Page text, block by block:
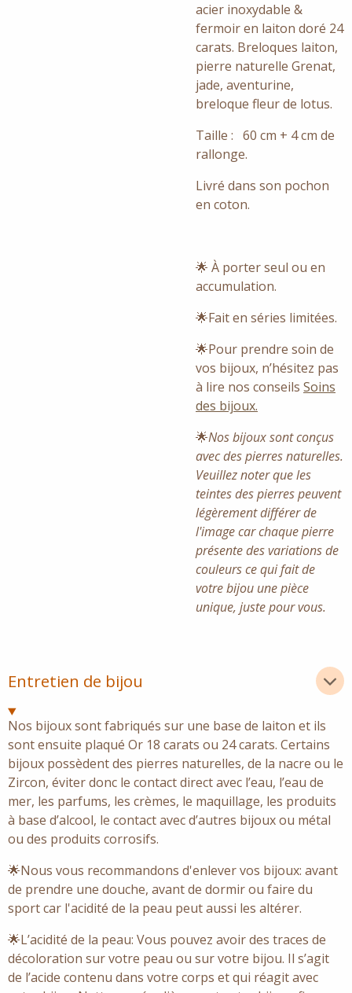
acier inoxydable &
fermoir en laiton doré 24
carats. Breloques laiton,
pierre naturelle Grenat,
jade, aventurine,
breloque fleur de lotus.
Taille : 60 cm + 4 cm de
rallonge.
Livré dans son pochon
en coton.
🌟 À porter seul ou en
accumulation.
🌟Fait en séries limitées.
🌟Pour prendre soin de
vos bijoux, n’hésitez pas
à lire nos conseils Soins
des bijoux.
🌟Nos bijoux sont conçus
avec des pierres naturelles.
Veuillez noter que les
teintes des pierres peuvent
légèrement différer de
l'image carchaque pierre
présente des variations de
couleurs ce qui fait de
votre bijou une pièce
unique, juste pour vous.
Entretien de bijou
Nos bijoux sont fabriqués sur une base de laiton et ils
sont ensuite plaqué Or 18 carats ou 24 carats. Certains
bijoux possèdent des pierres naturelles, de la nacre ou le
Zircon, éviter donc le contact direct avec l’eau, l’eau de
mer, les parfums, les crèmes, le maquillage, les produits
à base d’alcool, le contact avec d’autres bijoux ou métal
ou des produits corrosifs.
🌟Nous vous recommandons d'enlever vos bijoux: avant
de prendre une douche, avant de dormir ou faire du
sport car l'acidité de la peau peut aussi les altérer.
🌟L’acidité de la peau: Vous pouvez avoir des traces de
décoloration sur votre peau ou sur votre bijou. Il s’agit
de l’acide contenu dans votre corps et qui réagit avec